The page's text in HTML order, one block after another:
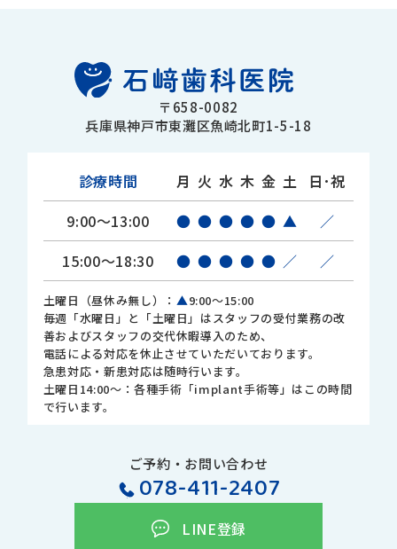
〒658-0082
兵庫県神戸市東灘区魚崎北町1-5-18
診療時間 月 火 水 木 金 土
日･祝
9:00～13:00
● ● ● ● ● ▲
／
15:00～18:30
● ● ● ● ● ／ ／
土曜日（昼休み無し）： ▲9:00～15:00
毎週「水曜日」と「土曜日」はスタッフの受付業務の改
善およびスタッフの交代休暇導入のため、
電話による対応を休止させていただいております。
急患対応・新患対応は随時行います。
土曜日14:00～：各種手術「implant手術等」はこの時間
で行います。
ご予約・お問い合わせ
078-411-2407
LINE登録